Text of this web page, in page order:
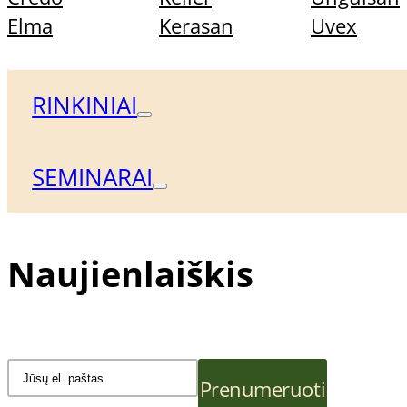
Elma
Kerasan
Uvex
RINKINIAI
SEMINARAI
Taip pat rekomenduojame
Naujienlaiškis
Prenumeruoti